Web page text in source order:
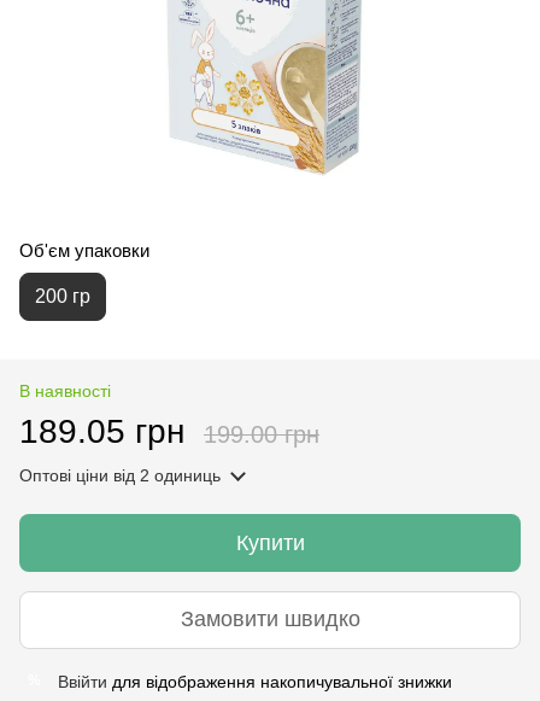
Об'єм упаковки
200 гр
В наявності
189.05 грн 199.00 грн
Оптові ціни від 2 одиниць
Купити
Замовити швидко
Ввійти для відображення накопичувальної знижки